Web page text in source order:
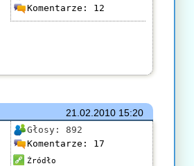
Komentarze: 12
21.02.201015:20
Głosy: 892
Komentarze: 17
Źródło